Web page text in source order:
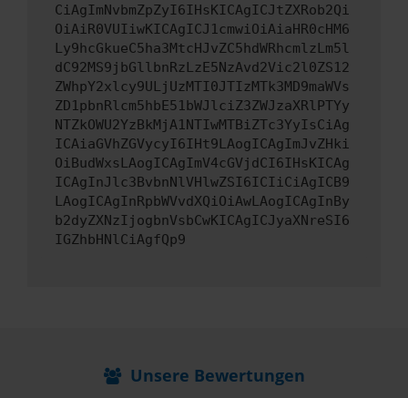
CiAgImNvbmZpZyI6IHsKICAgICJtZXRob2Qi
OiAiR0VUIiwKICAgICJ1cmwiOiAiaHR0cHM6
Ly9hcGkueC5ha3MtcHJvZC5hdWRhcmlzLm5l
dC92MS9jbGllbnRzLzE5NzAvd2Vic2l0ZS12
ZWhpY2xlcy9ULjUzMTI0JTIzMTk3MD9maWVs
ZD1pbnRlcm5hbE51bWJlciZ3ZWJzaXRlPTYy
NTZkOWU2YzBkMjA1NTIwMTBiZTc3YyIsCiAg
ICAiaGVhZGVycyI6IHt9LAogICAgImJvZHki
OiBudWxsLAogICAgImV4cGVjdCI6IHsKICAg
ICAgInJlc3BvbnNlVHlwZSI6ICIiCiAgICB9
LAogICAgInRpbWVvdXQiOiAwLAogICAgInBy
b2dyZXNzIjogbnVsbCwKICAgICJyaXNreSI6
IGZhbHNlCiAgfQp9
Unsere Bewertungen